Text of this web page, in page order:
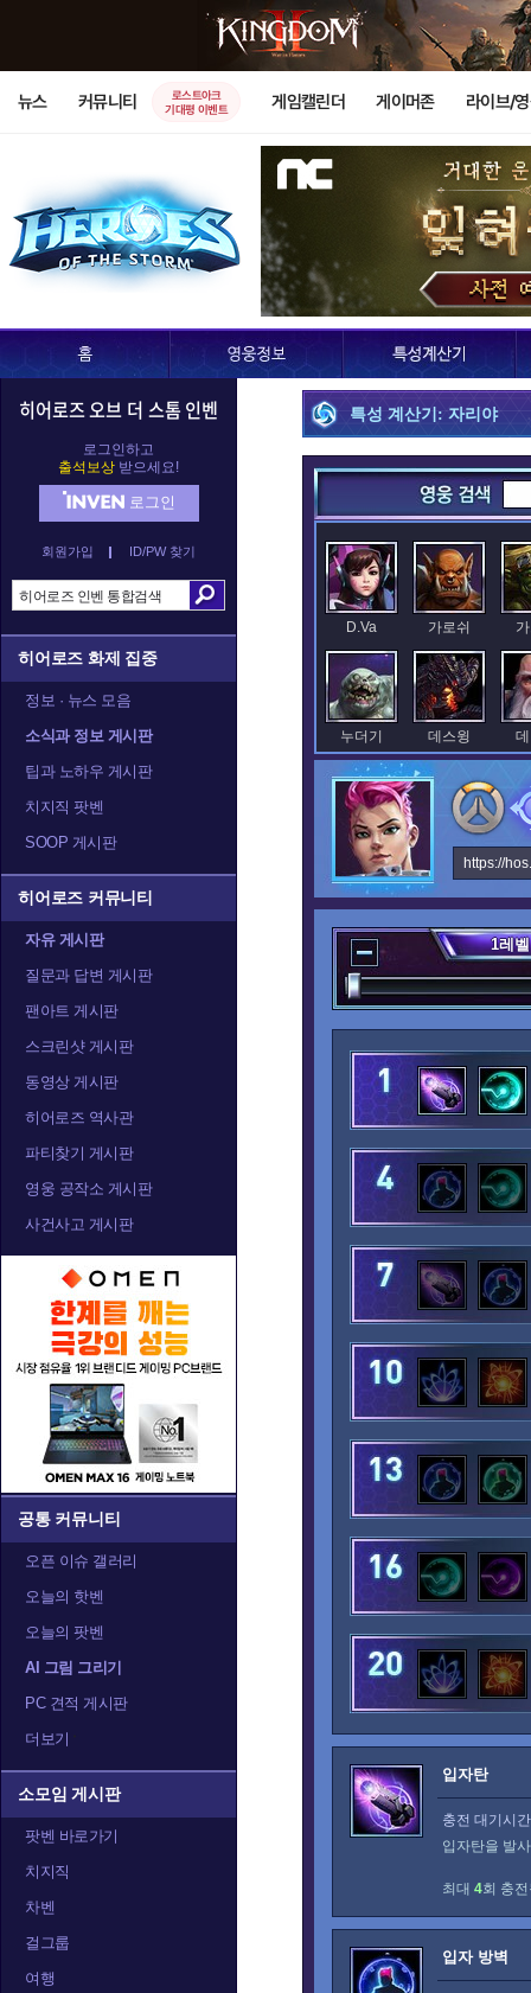
뉴스 커뮤니티
로스트아크
기대평 이벤트
게임캘린더 게이머존 라이브/
히어로즈 오브 더 스톰 인벤
로그인하고
출석보상 받으세요!
로그인
회원가입 ID/PW 찾기
히어로즈 화제 집중
정보 · 뉴스 모음
소식과 정보 게시판
팁과 노하우 게시판
치지직 팟벤
SOOP 게시판
히어로즈 커뮤니티
자유 게시판
질문과 답변 게시판
팬아트 게시판
스크린샷 게시판
동영상 게시판
히어로즈 역사관
파티찾기 게시판
영웅 공작소 게시판
사건사고 게시판
공통 커뮤니티
오픈 이슈 갤러리
오늘의 핫벤
오늘의 팟벤
AI 그림 그리기
PC 견적 게시판
더보기
소모임 게시판
팟벤 바로가기
치지직
차벤
걸그룹
여행
특성 계산기: 자리야
D.Va 가로쉬
누더기 데스윙
레오릭 레이너
말티엘 말퓨리온
발라 발리라 블
아나 아눕아락 아
알렉스트라자 오르피아
정예타우렌 정크랫
카시아
트레이서 티란데
https://
1레벨
입자탄
충전 대기시
입자탄을 발
최대 4회 충
입자 방벽